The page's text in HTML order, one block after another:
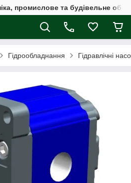
промислове та будівельне
Гідрообладнання Гідравлічні